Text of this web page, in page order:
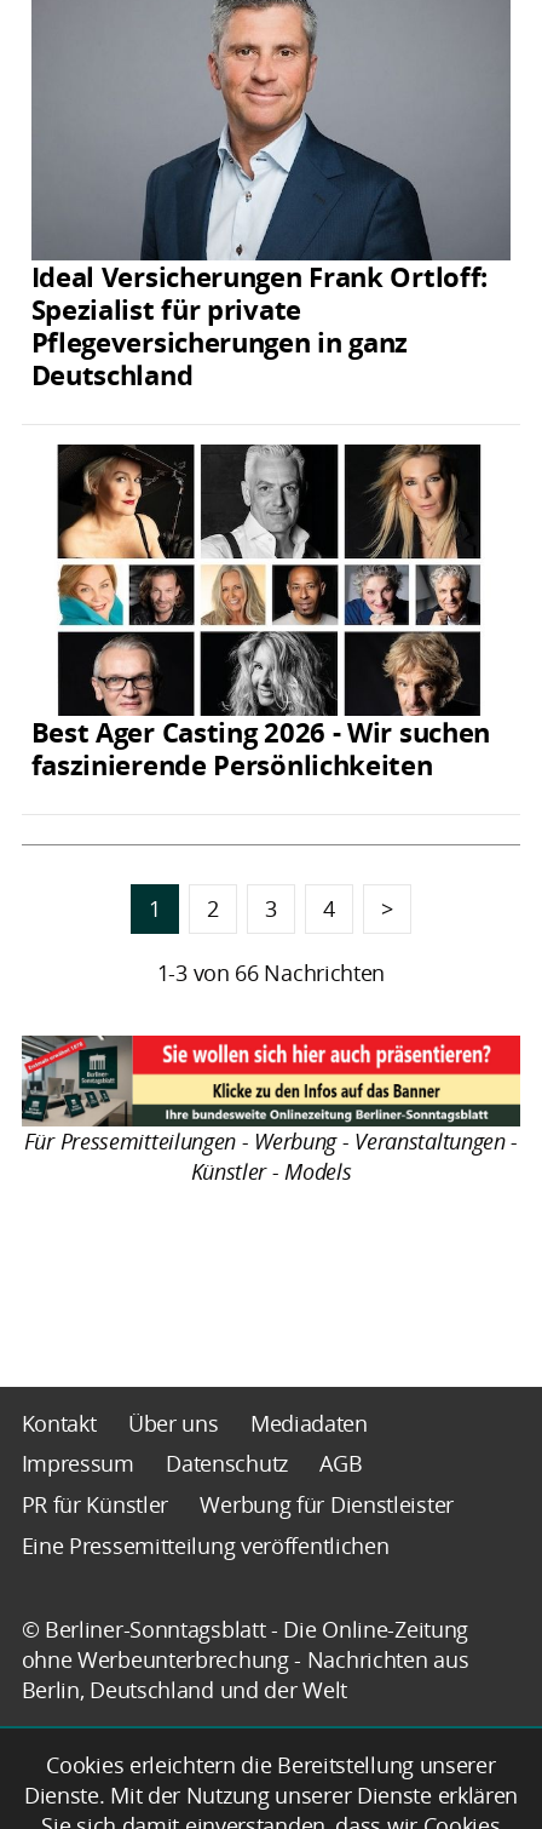
Ideal Versicherungen Frank Ortloff:
Spezialist für private
Pflegeversicherungen in ganz
Deutschland
Best Ager Casting 2026 - Wir suchen
faszinierende Persönlichkeiten
1 2 3 4 >
1-3 von 66 Nachrichten
Für Pressemitteilungen - Werbung - Veranstaltungen -
Künstler - Models
Kontakt Über uns
Mediadaten
Impressum
Datenschutz
AGB
PR für Künstler
Werbung für Dienstleister
Eine Pressemitteilung veröffentlichen
© Berliner-Sonntagsblatt - Die Online-Zeitung
ohne Werbeunterbrechung - Nachrichten aus
Berlin, Deutschland und der Welt
Cookies erleichtern die Bereitstellung unserer
Dienste. Mit der Nutzung unserer Dienste erklären